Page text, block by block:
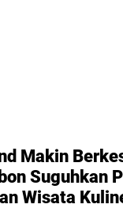
Makin
Suguhkan
Wisata